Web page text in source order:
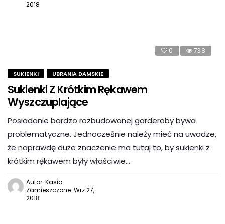
2018
0 738
SUKIENKI UBRANIA DAMSKIE
Sukienki Z Krótkim Rękawem
Wyszczuplające
Posiadanie bardzo rozbudowanej garderoby bywa
problematyczne. Jednocześnie należy mieć na uwadze,
że naprawdę duże znaczenie ma tutaj to, by sukienki z
krótkim rękawem były właściwie…
Autor: Kasia
Zamieszczone: Wrz 27,
2018